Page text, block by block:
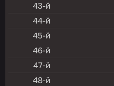
43-й
44-й
45-й
46-й
47-й
48-й